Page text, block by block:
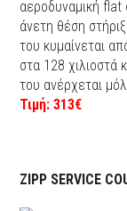
αεροδυναμική flat
άνετη θέση
του κυμαίνεται
στα 128 χιλιοστά
του ανέρχεται
Τιμή: 313€
ZIPP SERVICE